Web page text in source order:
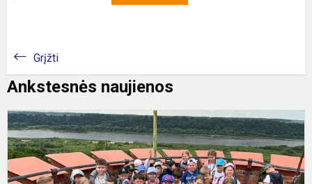
Grįžti
Ankstesnės naujienos